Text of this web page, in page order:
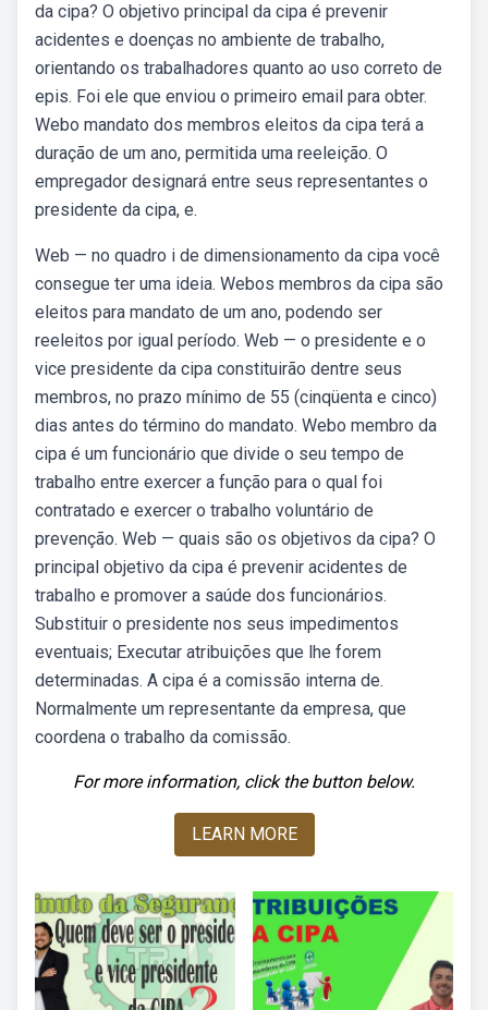
da cipa? O objetivo principal da cipa é prevenir
acidentes e doenças no ambiente de trabalho,
orientando os trabalhadores quanto ao uso correto de
epis. Foi ele que enviou o primeiro email para obter.
Webo mandato dos membros eleitos da cipa terá a
duração de um ano, permitida uma reeleição. O
empregador designará entre seus representantes o
presidente da cipa, e.
Web — no quadro i de dimensionamento da cipa você
consegue ter uma ideia. Webos membros da cipa são
eleitos para mandato de um ano, podendo ser
reeleitos por igual período. Web — o presidente e o
vice presidente da cipa constituirão dentre seus
membros, no prazo mínimo de 55 (cinqüenta e cinco)
dias antes do término do mandato. Webo membro da
cipa é um funcionário que divide o seu tempo de
trabalho entre exercer a função para o qual foi
contratado e exercer o trabalho voluntário de
prevenção. Web — quais são os objetivos da cipa? O
principal objetivo da cipa é prevenir acidentes de
trabalho e promover a saúde dos funcionários.
Substituir o presidente nos seus impedimentos
eventuais; Executar atribuições que lhe forem
determinadas. A cipa é a comissão interna de.
Normalmente um representante da empresa, que
coordena o trabalho da comissão.
For more information, click the button below.
LEARN MORE